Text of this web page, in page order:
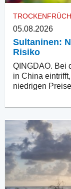
05.08.2026
Sultaninen:
Risiko
QINGDAO. Bei
in China
niedrigen